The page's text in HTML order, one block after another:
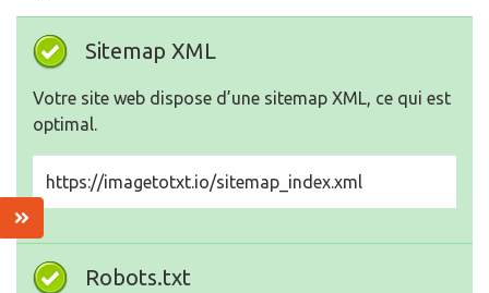
Sitemap XML
Votre site web dispose d’une sitemap XML, ce qui est
optimal.
https://imagetotxt.io/sitemap_index.xml
Robots.txt